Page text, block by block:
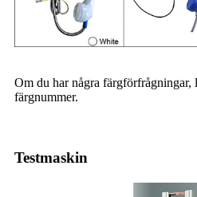
Om du har några färgförfrågningar,
färgnummer.
Testmaskin